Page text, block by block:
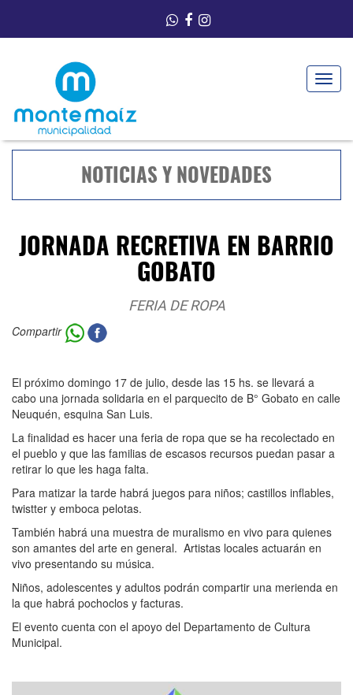
Toggle
NOTICIAS Y NOVEDADES
JORNADA RECRETIVA EN BARRIO
GOBATO
FERIA DE ROPA
Compartir
El próximo domingo 17 de julio, desde las 15 hs. se llevará a
cabo una jornada solidaria en el parquecito de B° Gobato en calle
Neuquén, esquina San Luis.
La finalidad es hacer una feria de ropa que se ha recolectado en
el pueblo y que las familias de escasos recursos puedan pasar a
retirar lo que les haga falta.
Para matizar la tarde habrá juegos para niños; castillos inflables,
twistter y emboca pelotas.
También habrá una muestra de muralismo en vivo para quienes
son amantes del arte en general. Artistas locales actuarán en
vivo presentando su música.
Niños, adolescentes y adultos podrán compartir una merienda en
la que habrá pochoclos y facturas.
El evento cuenta con el apoyo del Departamento de Cultura
Municipal.